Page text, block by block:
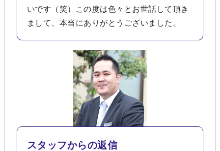
いです（笑）この度は色々とお世話して頂き
まして、本当にありがとうございました。
スタッフからの返信